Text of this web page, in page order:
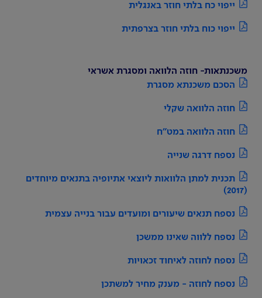
ייפוי כח בלתי חוזר באנגלית
ייפוי כוח בלתי חוזר בצרפתית
משכנתאות- חוזה הלוואה ומסגרת אשראי
הסכם משכנתא מסגרת
חוזה הלוואה שקלי
חוזה הלוואה במט"ח
נספח דרגה שנייה
תכנית למתן הלוואות ליוצאי אתיופיה בתנאים מיוחדים
(2017)
נספח תנאים שיעורים ומועדים עבור בנייה עצמית
נספח ללווה שאינו ממשכן
נספח לחוזה לאיחוד זכאויות
נספח לחוזה - מענק מחיר למשתכן